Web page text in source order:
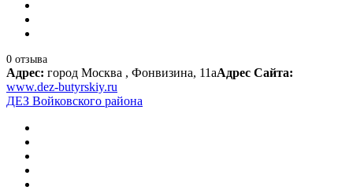
0 отзыва
Адрес: город Москва , Фонвизина, 11аАдрес Сайта:
www.dez-butyrskiy.ru
ДЕЗ Войковского района